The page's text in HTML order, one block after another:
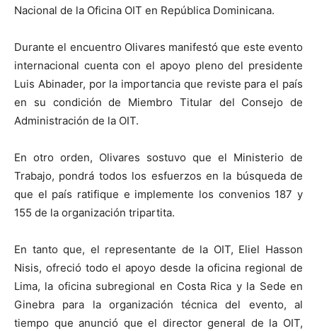
Nacional de la Oficina OIT en República Dominicana.
Durante el encuentro Olivares manifestó que este evento
internacional cuenta con el apoyo pleno del presidente
Luis Abinader, por la importancia que reviste para el país
en su condición de Miembro Titular del Consejo de
Administración de la OIT.
En otro orden, Olivares sostuvo que el Ministerio de
Trabajo, pondrá todos los esfuerzos en la búsqueda de
que el país ratifique e implemente los convenios 187 y
155 de la organización tripartita.
En tanto que, el representante de la OIT, Eliel Hasson
Nisis, ofreció todo el apoyo desde la oficina regional de
Lima, la oficina subregional en Costa Rica y la Sede en
Ginebra para la organización técnica del evento, al
tiempo que anunció que el director general de la OIT,